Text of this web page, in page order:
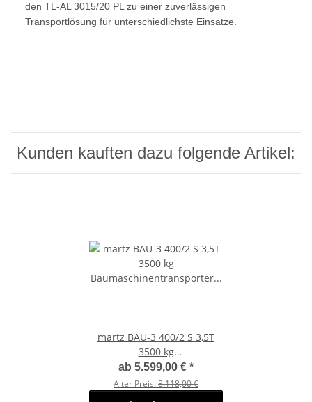
den TL-AL 3015/20 PL zu einer zuverlässigen
Transportlösung für unterschiedlichste Einsätze.
Kunden kauften dazu folgende Artikel:
martz BAU-3 400/2 S 3,5T
3500 kg
Baumaschinentransporter -
Heckrampe
ab 5.599,00 € *
Alter Preis:8.118,00 €